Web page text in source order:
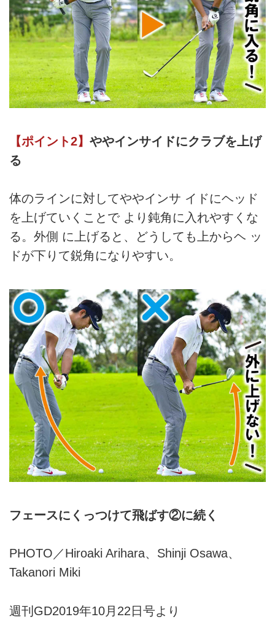
【ポイント2】 ややインサイドにクラブを上げ
る
体のラインに対してややインサ イドにヘッド
を上げていくことで より鈍角に入れやすくな
る。外側 に上げると、どうしても上からヘ ッ
ドが下りて鋭角になりやすい。
フェースにくっつけて飛ばす②に続く
PHOTO／Hiroaki Arihara、Shinji Osawa、
Takanori Miki
週刊GD2019年10月22日号より